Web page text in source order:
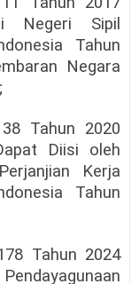
Negeri Sipil
Tahun
Negara
Tahun 2020
Diisi oleh
Kerja
Tahun
Tahun 2024